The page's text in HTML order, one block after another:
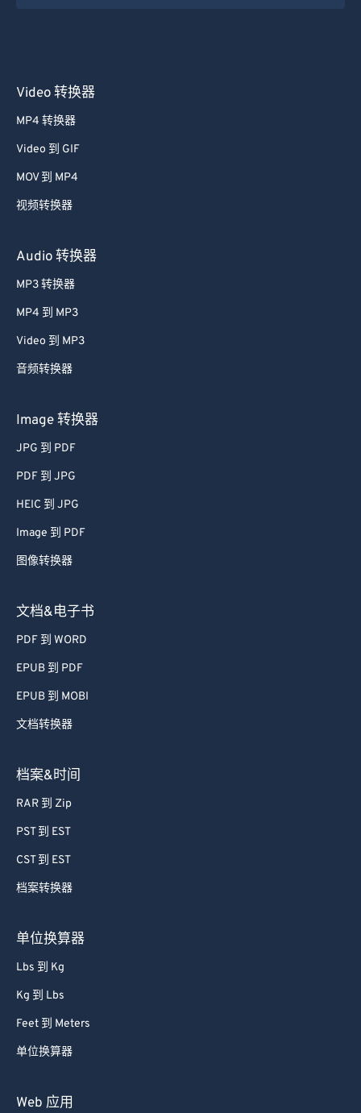
Video 转换器
MP4 转换器
Video 到 GIF
MOV 到 MP4
视频转换器
Audio 转换器
MP3 转换器
MP4 到 MP3
Video 到 MP3
音频转换器
Image 转换器
JPG 到 PDF
PDF 到 JPG
HEIC 到 JPG
Image 到 PDF
图像转换器
文档&电子书
PDF 到 WORD
EPUB 到 PDF
EPUB 到 MOBI
文档转换器
档案&时间
RAR 到 Zip
PST 到 EST
CST 到 EST
档案转换器
单位换算器
Lbs 到 Kg
Kg 到 Lbs
Feet 到 Meters
单位换算器
Web 应用